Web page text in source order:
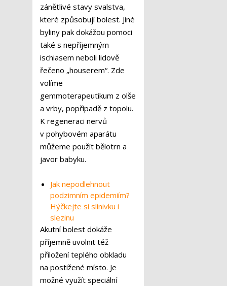
zánětlivé stavy svalstva,
které způsobují bolest. Jiné
byliny pak dokážou pomoci
také s nepříjemným
ischiasem neboli lidově
řečeno „houserem“. Zde
volíme
gemmoterapeutikum z olše
a vrby, popřípadě z topolu.
K regeneraci nervů
v pohybovém aparátu
můžeme použít bělotrn a
javor babyku.
Jak nepodlehnout
podzimním epidemiím?
Hýčkejte si slinivku i
slezinu
Akutní bolest dokáže
příjemně uvolnit též
přiložení teplého obkladu
na postižené místo. Je
možné využít speciální